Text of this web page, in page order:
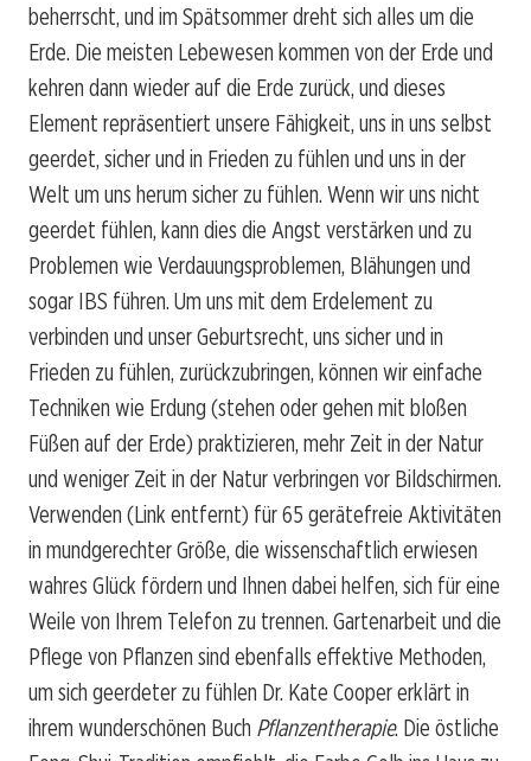
beherrscht, und im Spätsommer dreht sich alles um die
Erde. Die meisten Lebewesen kommen von der Erde und
kehren dann wieder auf die Erde zurück, und dieses
Element repräsentiert unsere Fähigkeit, uns in uns selbst
geerdet, sicher und in Frieden zu fühlen und uns in der
Welt um uns herum sicher zu fühlen. Wenn wir uns nicht
geerdet fühlen, kann dies die Angst verstärken und zu
Problemen wie Verdauungsproblemen, Blähungen und
sogar IBS führen. Um uns mit dem Erdelement zu
verbinden und unser Geburtsrecht, uns sicher und in
Frieden zu fühlen, zurückzubringen, können wir einfache
Techniken wie Erdung (stehen oder gehen mit bloßen
Füßen auf der Erde) praktizieren, mehr Zeit in der Natur
und weniger Zeit in der Natur verbringen vor Bildschirmen.
Verwenden (Link entfernt) für 65 gerätefreie Aktivitäten
in mundgerechter Größe, die wissenschaftlich erwiesen
wahres Glück fördern und Ihnen dabei helfen, sich für eine
Weile von Ihrem Telefon zu trennen. Gartenarbeit und die
Pflege von Pflanzen sind ebenfalls effektive Methoden,
um sich geerdeter zu fühlen Dr. Kate Cooper erklärt in
ihrem wunderschönen Buch Pflanzentherapie. Die östliche